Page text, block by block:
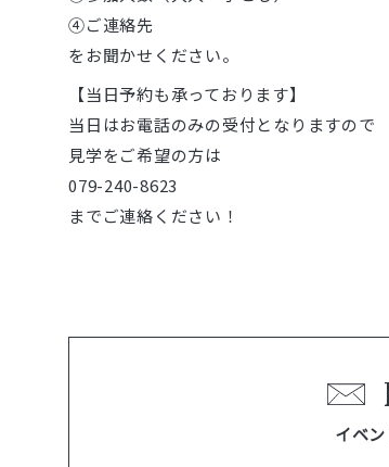
④ご連絡先
をお聞かせください。
【当日予約も承っております】
当日はお電話のみの受付となりますので
見学をご希望の方は
079-240-8623
までご連絡ください！
イベ